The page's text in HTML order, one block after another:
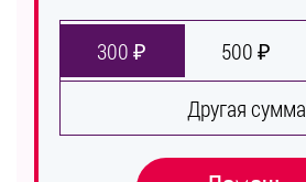
300 ₽ 500 ₽
Другая сумма